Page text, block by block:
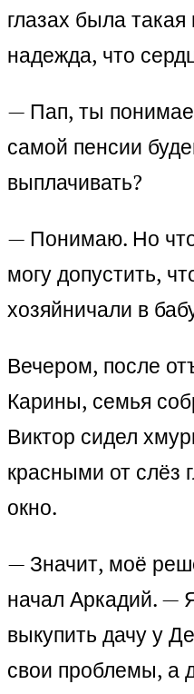
глазах была
надежда, что
— Пап, ты
самой пенсии
выплачивать?
— Понимаю. Но
могу допустить,
хозяйничали в
Вечером, после
Карины, семья
Виктор сидел
красными от слёз
окно.
— Значит, моё
начал Аркадий. —
выкупить дачу у
свои проблемы, а